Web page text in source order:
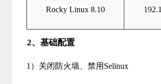
Rocky Linux 8.10
2、基础配置
1）关闭防火墙、禁用Selinux